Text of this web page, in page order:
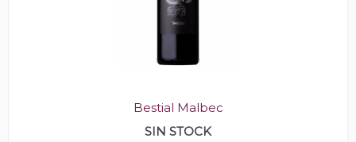
Bestial Malbec
SIN STOCK